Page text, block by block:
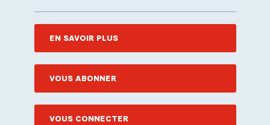
EN SAVOIR PLUS
VOUS ABONNER
VOUS CONNECTER